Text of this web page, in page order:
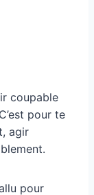
coupable
pour te
agir
pour